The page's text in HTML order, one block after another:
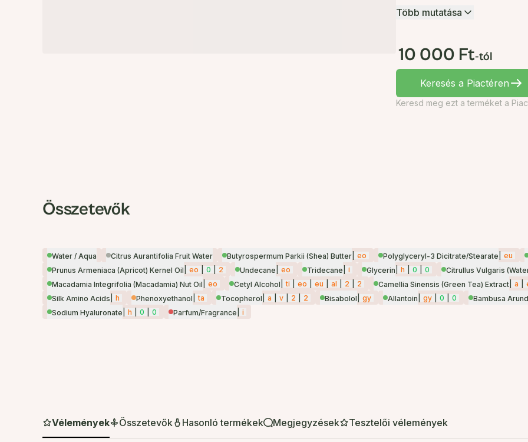
Több mutatása
10 000 Ft-tól
Keresés a Piactéren
Keresd meg ezt a terméket a
Összetevők
Water / Aqua Citrus Aurantifolia Fruit Water Butyrospermum Parkii (Shea) Butter eo Polyglyceryl-3 Dicitrate/Stearate eu
Prunus Armeniaca (Apricot) Kernel Oil
eo 0 2 Undecane eo Tridecane i Glycerin h 0 0
Citrullus Vulgaris
Macadamia Integrifolia (Macadamia) Nut Oil
eo Cetyl Alcohol ti eo eu al 2 2 Camellia Sinensis (Green Tea) Extract a
Silk Amino Acids
h Phenoxyethanol ta Tocopherol a v 2 2 Bisabolol gy Allantoin gy 0 0
Bambusa
Sodium Hyaluronate
h 0 0 Parfum/Fragrance i
Vélemények Összetevők Hasonló termékek Megjegyzések Tesztelői vélemények